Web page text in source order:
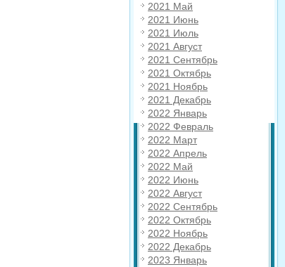
2021 Май
2021 Июнь
2021 Июль
2021 Август
2021 Сентябрь
2021 Октябрь
2021 Ноябрь
2021 Декабрь
2022 Январь
2022 Февраль
2022 Март
2022 Апрель
2022 Май
2022 Июнь
2022 Август
2022 Сентябрь
2022 Октябрь
2022 Ноябрь
2022 Декабрь
2023 Январь